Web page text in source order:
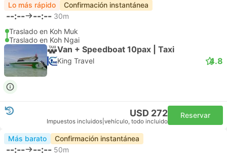
Lo más rápido Confirmación instantánea
--:-- --:-- 30m
Traslado en Koh Muk
Traslado en Koh Ngai
Van + Speedboat 10pax | Taxi
King Travel 4.8
USD 272
Impuestos incluidos vehículo, todo incluido
Reservar
Más barato Confirmación instantánea
--:-- --:-- 50m